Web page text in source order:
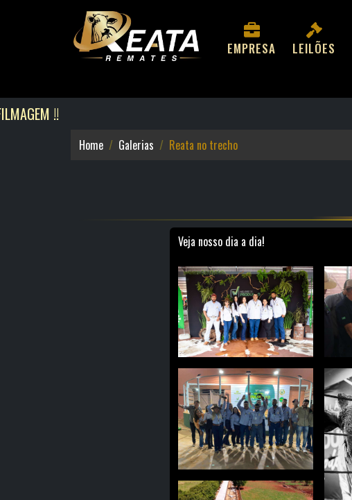
EMPRESA LEILÕES
Home Galerias Reata no trecho
Veja nosso dia a dia!